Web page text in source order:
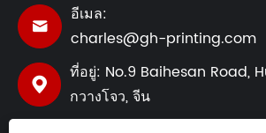

อีเมล:
charles@gh-printing.com

ที่อยู่: No.9 Baihesan Road,
กวางโจว, จีน